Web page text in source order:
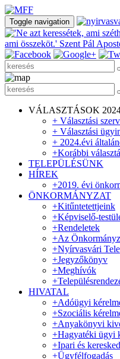
Toggle navigation
VÁLASZTÁSOK
+ Választási
+ Választási
+ 2024.évi
+Korábbi
TELEPÜLÉSÜNK
HÍREK
+2019. évi
ÖNKORMÁNYZAT
+Kitűntetettjeink
+Képviselő-
+Rendeletek
+Az
+Nyírvasvári
+Jegyzőkönyv
+Meghívók
+
HIVATAL
+Adóügyi
+Szociális
+Anyakönyvi
+Hagyatéki ügyi
+Ipari és
+Ügyfélfogadás